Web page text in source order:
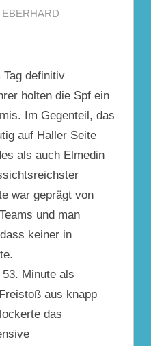
EBERHARD
Tag definitiv
holten die Spf ein
Im Gegenteil, das
auf Haller Seite
als auch Elmedin
war geprägt von
und man
keiner in
Minute als
aus knapp
das